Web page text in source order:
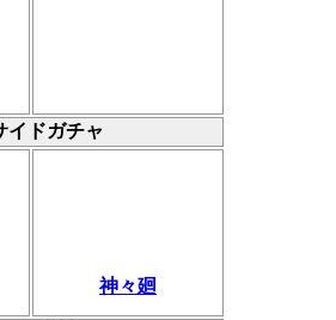
イドガチャ
神々廻